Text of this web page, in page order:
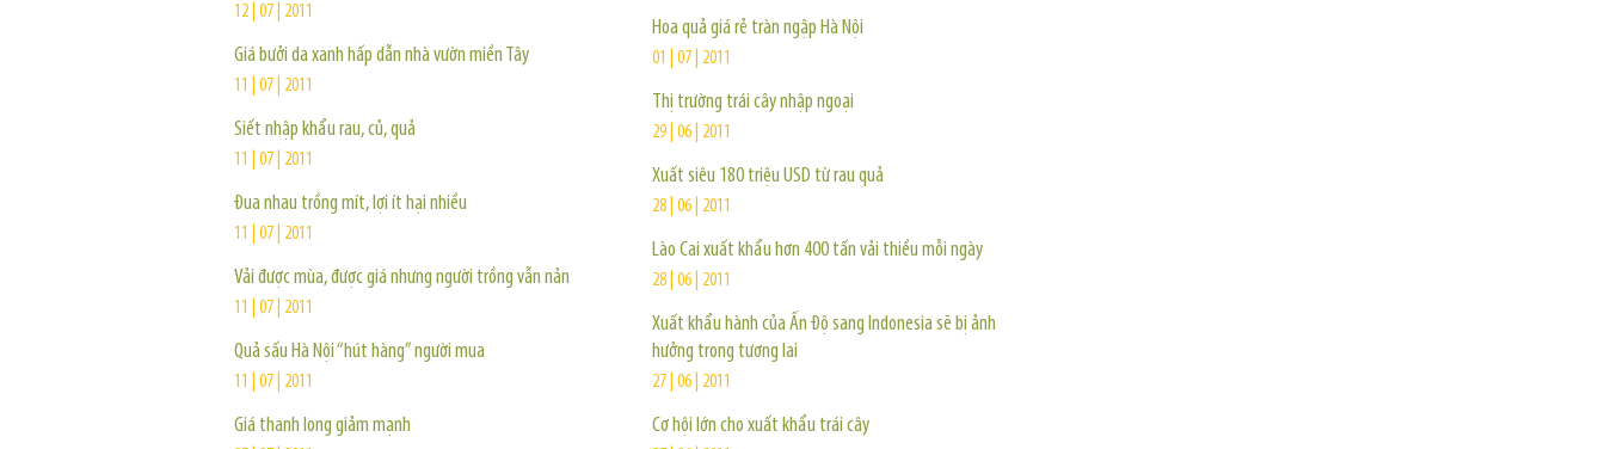
12 | 07 | 2011
Giá bưởi da xanh hấp dẫn nhà vườn miền Tây
11 | 07 | 2011
Siết nhập khẩu rau, củ, quả
11 | 07 | 2011
Đua nhau trồng mít, lợi ít hại nhiều
11 | 07 | 2011
Vải được mùa, được giá nhưng người trồng vẫn nản
11 | 07 | 2011
Quả sấu Hà Nội “hút hàng” người mua
11 | 07 | 2011
Giá thanh long giảm mạnh
Hoa quả giá rẻ tràn ngập Hà Nội
01 | 07 | 2011
Thị trường trái cây nhập ngoại
29 | 06 | 2011
Xuất siêu 180 triệu USD từ rau quả
28 | 06 | 2011
Lào Cai xuất khẩu hơn 400 tấn vải thiều mỗi ngày
28 | 06 | 2011
Xuất khẩu hành của Ấn Độ sang Indonesia sẽ bị ảnh
hưởng trong tương lai
27 | 06 | 2011
Cơ hội lớn cho xuất khẩu trái cây